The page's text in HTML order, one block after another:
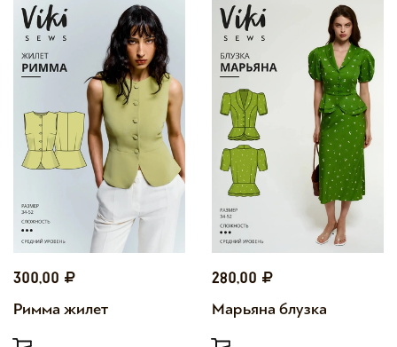
300,00
Римма жилет
280,00
Марьяна блузка